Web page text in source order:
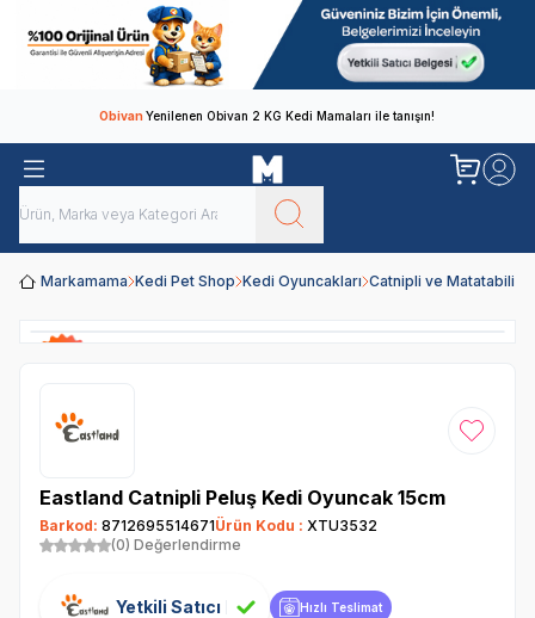
ObivanYenilenen Obivan 2 KG Kedi Mamaları ile tanışın!
Markamama Kedi Pet Shop Kedi Oyuncakları Catnipli ve Matatabili
Favoriye
Eastland Catnipli Peluş Kedi Oyuncak 15cm
Barkod: 8712695514671Ürün Kodu : XTU3532
(0) Değerlendirme
Yetkili Satıcı Hızlı Teslimat